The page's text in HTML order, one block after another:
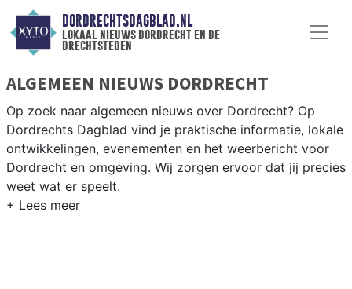
DORDRECHTSDAGBLAD.NL
lokaal nieuws dordrecht en de
drechtsteden
ALGEMEEN NIEUWS DORDRECHT
Op zoek naar algemeen nieuws over Dordrecht? Op
Dordrechts Dagblad vind je praktische informatie, lokale
ontwikkelingen, evenementen en het weerbericht voor
Dordrecht en omgeving. Wij zorgen ervoor dat jij precies
weet wat er speelt.